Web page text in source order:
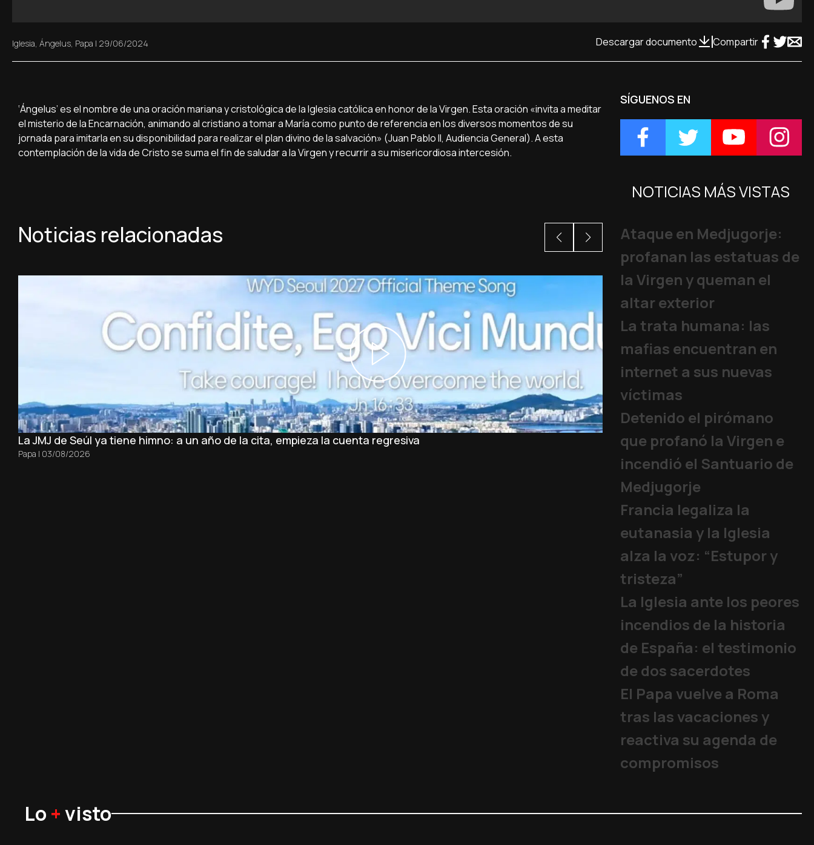
Iglesia Ángelus Papa | 29/06/2024 Descargar documento Compartir
‘Ángelus’ es el nombre de una oración mariana y cristológica de la Iglesia católica en honor de la Virgen. Esta oración «invita a meditar
el misterio de la Encarnación, animando al cristiano a tomar a María como punto de referencia en los diversos momentos de su
jornada para imitarla en su disponibilidad para realizar el plan divino de la salvación» (Juan Pablo II, Audiencia General). A esta
contemplación de la vida de Cristo se suma el fin de saludar a la Virgen y recurrir a su misericordiosa intercesión.
Noticias relacionadas
La JMJ de Seúl ya tiene himno: a un año de la cita, empieza la cuenta regresiva
Papa | 03/08/2026
Dos mil
Papa
SÍGUENOS EN
NOTICIAS MÁS VISTAS
Ataque en Medjugorje:
profanan las estatuas de
la Virgen y queman el
altar exterior
La trata humana: las
mafias encuentran en
internet a sus nuevas
víctimas
Detenido el pirómano
que profanó la Virgen e
incendió el Santuario de
Medjugorje
Francia legaliza la
eutanasia y la Iglesia
alza la voz: “Estupor y
tristeza”
La Iglesia ante los peores
incendios de la historia
de España: el testimonio
de dos sacerdotes
El Papa vuelve a Roma
tras las vacaciones y
reactiva su agenda de
compromisos
Lo +visto